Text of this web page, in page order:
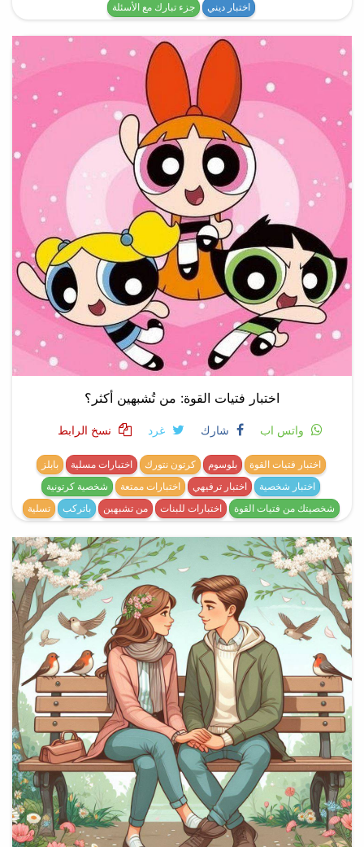
اختبار ديني
جزء تبارك مع الأسئلة
اختبار فتيات القوة: من تُشبهين أكثر؟
واتس اب شارك غرد نسخ الرابط
اختبار فتيات القوة بلوسوم كرتون نتورك اختبارات مسلية
بابلز
اختبار شخصية
اختبار ترفيهي اختبارات ممتعة
شخصية كرتونية
شخصيتك من فتيات القوة
اختبارات للبنات من تشبهين باتركب تسلية